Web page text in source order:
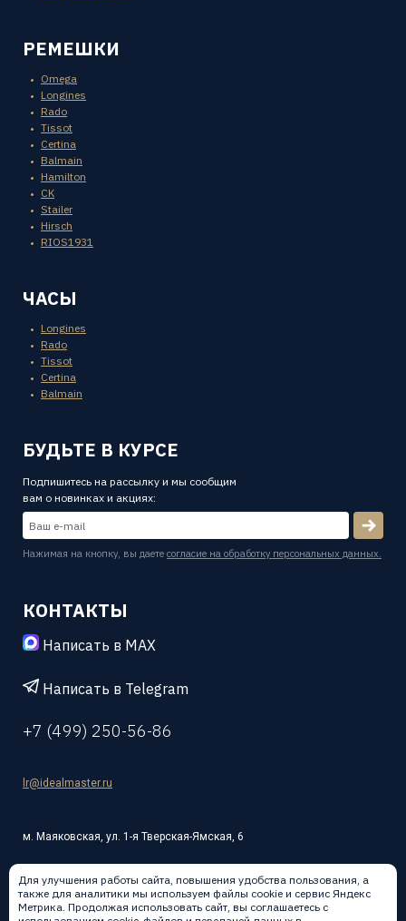
РЕМЕШКИ
Omega
Longines
Rado
Tissot
Certina
Balmain
Hamilton
CK
Stailer
Hirsch
RIOS1931
ЧАСЫ
Longines
Rado
Tissot
Certina
Balmain
БУДЬТЕ В КУРСЕ
Подпишитесь на рассылку и мы сообщим
вам о новинках и акциях:
Нажимая на кнопку, вы даете согласие на обработку персональных данных.
КОНТАКТЫ
Написать в MAX
Написать в Telegram
+7 (499) 250-56-86
lr@idealmaster.ru
м. Маяковская, ул. 1-я Тверская-Ямская, 6
Для улучшения работы сайта, повышения удобства пользования, а
также для аналитики мы используем файлы cookie и сервис Яндекс
Метрика. Продолжая использовать сайт, вы соглашаетесь с